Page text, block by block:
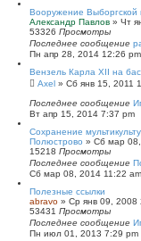
Вооружение Выборгской
Александр Павлов » Чт
53326 Просмотры
Последнее сообщение
Пн апр 28, 2014 12:26 pm
Вензель Карла XII на
Axel » Сб янв 15, 2011
Последнее сообщение
Вт апр 15, 2014 7:37 pm
Сохранение
Полюстрово » Сб мар
15218 Просмотры
Последнее сообщение
Сб мар 08, 2014 11:22 am
Полезные ссылки
abravo » Ср янв 09, 2008
53431 Просмотры
Последнее сообщение
Пн июл 01, 2013 7:29 pm